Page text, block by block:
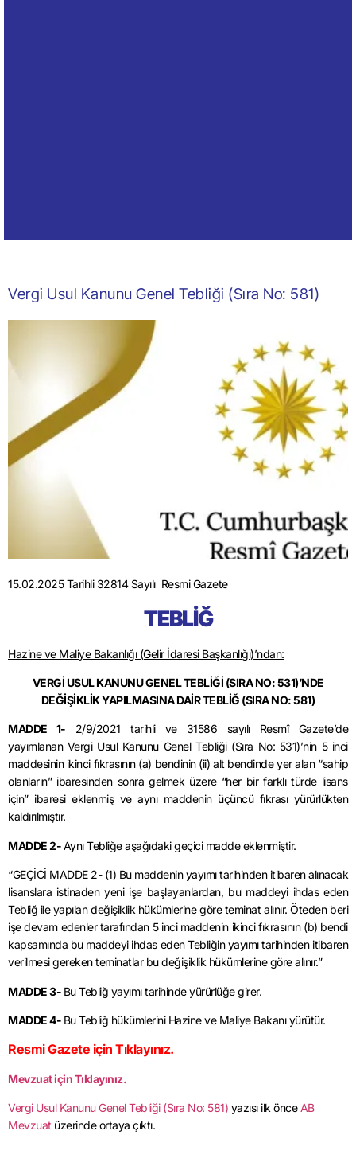
Vergi Usul Kanunu Genel Tebliği (Sıra No: 581)
15.02.2025 Tarihli 32814 Sayılı Resmi Gazete
TEBLİĞ
Hazine ve Maliye Bakanlığı (Gelir İdaresi Başkanlığı)’ndan:
VERGİ USUL KANUNU GENEL TEBLİĞİ (SIRA NO: 531)’NDE
DEĞİŞİKLİK YAPILMASINA DAİR TEBLİĞ (SIRA NO: 581)
MADDE 1- 2/9/2021 tarihli ve 31586 sayılı Resmî Gazete’de
yayımlanan Vergi Usul Kanunu Genel Tebliği (Sıra No: 531)’nin 5 inci
maddesinin ikinci fıkrasının (a) bendinin (ii) alt bendinde yer alan “sahip
olanların” ibaresinden sonra gelmek üzere “her bir farklı türde lisans
için” ibaresi eklenmiş ve aynı maddenin üçüncü fıkrası yürürlükten
kaldırılmıştır.
MADDE 2-Aynı Tebliğe aşağıdaki geçici madde eklenmiştir.
“GEÇİCİ MADDE 2- (1) Bu maddenin yayımı tarihinden itibaren alınacak
lisanslara istinaden yeni işe başlayanlardan, bu maddeyi ihdas eden
Tebliğ ile yapılan değişiklik hükümlerine göre teminat alınır. Öteden beri
işe devam edenler tarafından 5 inci maddenin ikinci fıkrasının (b) bendi
kapsamında bu maddeyi ihdas eden Tebliğin yayımı tarihinden itibaren
verilmesi gereken teminatlar bu değişiklik hükümlerine göre alınır.”
MADDE 3- Bu Tebliğ yayımı tarihinde yürürlüğe girer.
MADDE 4- Bu Tebliğ hükümlerini Hazine ve Maliye Bakanı yürütür.
Resmi Gazete için Tıklayınız.
Mevzuat için Tıklayınız.
Vergi Usul Kanunu Genel Tebliği (Sıra No: 581) yazısı ilk önce AB
Mevzuat üzerinde ortaya çıktı.